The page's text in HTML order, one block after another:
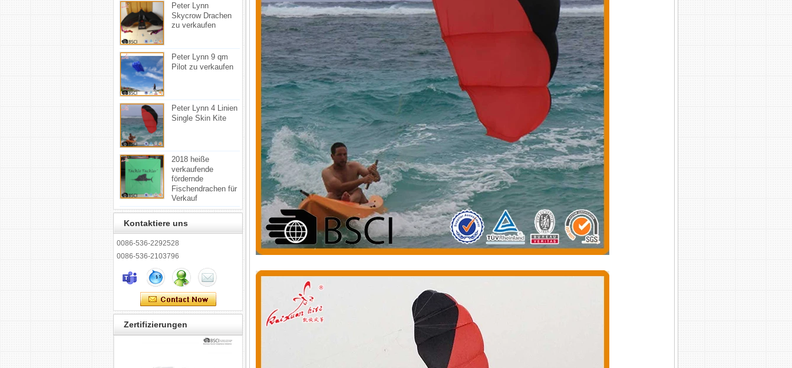
Peter Lynn
Skycrow Drachen
zu verkaufen
Peter Lynn 9 qm
Pilot zu verkaufen
Peter Lynn 4 Linien
Single Skin Kite
2018 heiße
verkaufende
fördernde
Fischendrachen für
Verkauf
Kontaktiere uns
0086-536-2292528
0086-536-2103796
Zertifizierungen